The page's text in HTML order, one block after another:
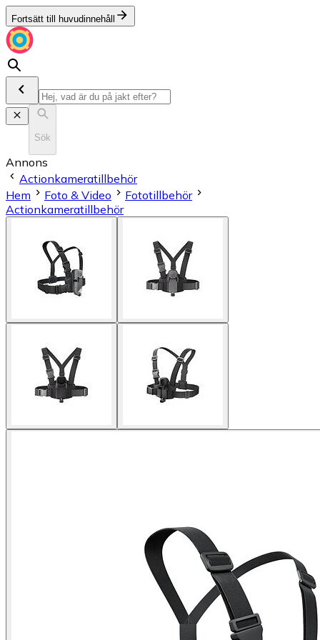
Fortsätt till huvudinnehåll
Sök
Annons
Actionkameratillbehör
Hem
Foto & Video
Fototillbehör
Actionkameratillbehör